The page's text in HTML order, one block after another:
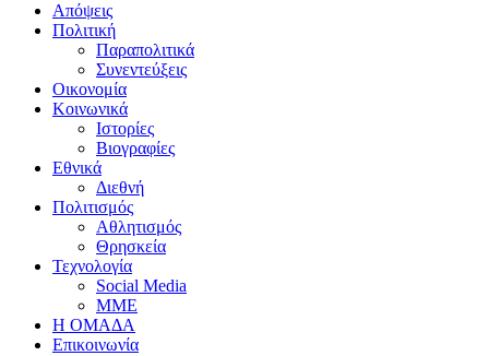
Απόψεις
Πολιτική
Παραπολιτικά
Συνεντεύξεις
Οικονομία
Κοινωνικά
Ιστορίες
Βιογραφίες
Εθνικά
Διεθνή
Πολιτισμός
Αθλητισμός
Θρησκεία
Τεχνολογία
Social Media
ΜΜΕ
Η ΟΜΑΔΑ
Επικοινωνία